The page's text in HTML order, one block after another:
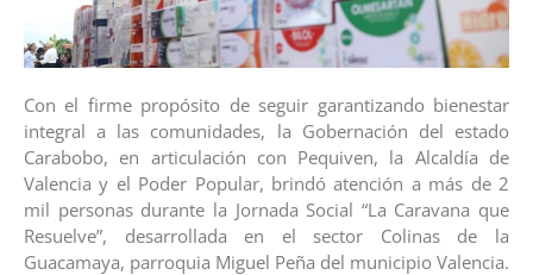
Con el firme propósito de seguir garantizando bienestar
integral a las comunidades, la Gobernación del estado
Carabobo, en articulación con Pequiven, la Alcaldía de
Valencia y el Poder Popular, brindó atención a más de 2
mil personas durante la Jornada Social “La Caravana que
Resuelve”, desarrollada en el sector Colinas de la
Guacamaya, parroquia Miguel Peña del municipio Valencia.